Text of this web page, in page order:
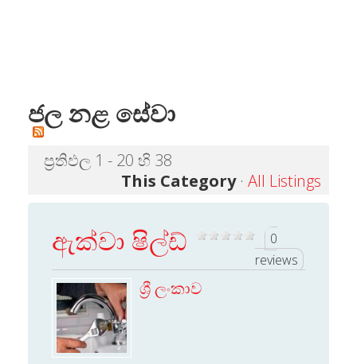
ජල නළ සේවා
ප්‍රතිඵල 1 - 20 හි 38
This Category· All Listings
ඇක්වා ෂිල්ඩ්
0
reviews
ශ්‍රී ලංකාව